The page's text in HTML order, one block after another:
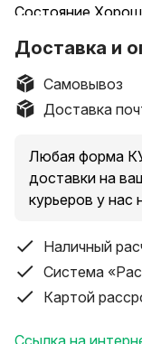
Состояние
Краткое
сеточная,
1 час 5 минут
Комплектация:
Продавец ООО
Ломбард) УНП
Лот можно
ЛОТЫ!!!
Отправка почтой
ОБРАЩАЕМ ВАШЕ
Доставка и
Самовывоз
Доставка
Любая форма
доставки на
курьеров у нас
Наличный
Система
Картой
Ссылка на